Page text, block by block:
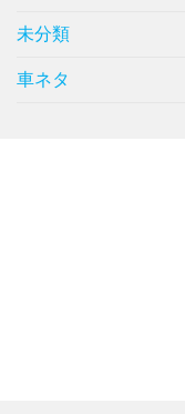
未分類
車ネタ